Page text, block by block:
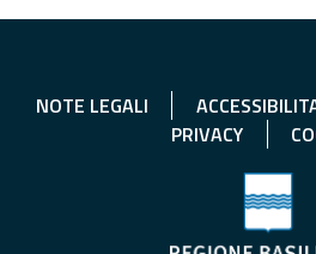
NOTE LEGALI
PRIVACY